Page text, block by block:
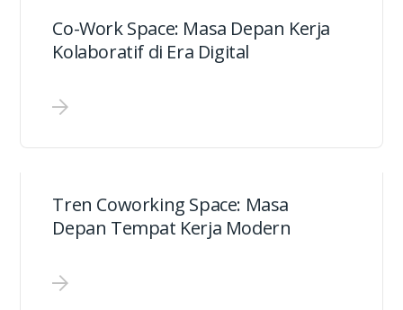
Co-Work Space: Masa Depan Kerja
Kolaboratif di Era Digital
Tren Coworking Space: Masa
Depan Tempat Kerja Modern